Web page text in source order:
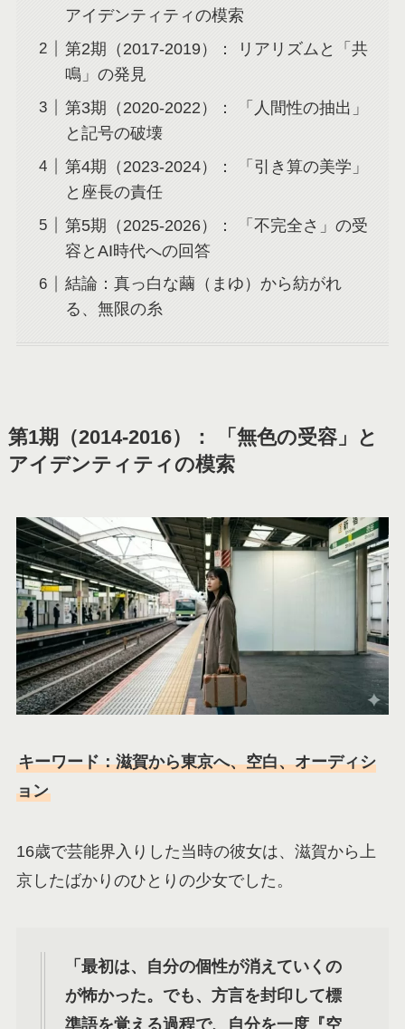
アイデンティティの模索
第2期（2017-2019）： リアリズムと「共
鳴」の発見
第3期（2020-2022）： 「人間性の抽出」
と記号の破壊
第4期（2023-2024）： 「引き算の美学」
と座長の責任
第5期（2025-2026）： 「不完全さ」の受
容とAI時代への回答
結論：真っ白な繭（まゆ）から紡がれ
る、無限の糸
第1期（2014-2016）： 「無色の受容」と
アイデンティティの模索
キーワード：滋賀から東京へ、空白、オーディシ
ョン
16歳で芸能界入りした当時の彼女は、滋賀から上
京したばかりのひとりの少女でした。
「最初は、自分の個性が消えていくの
が怖かった。でも、方言を封印して標
準語を覚える過程で、自分を一度『空